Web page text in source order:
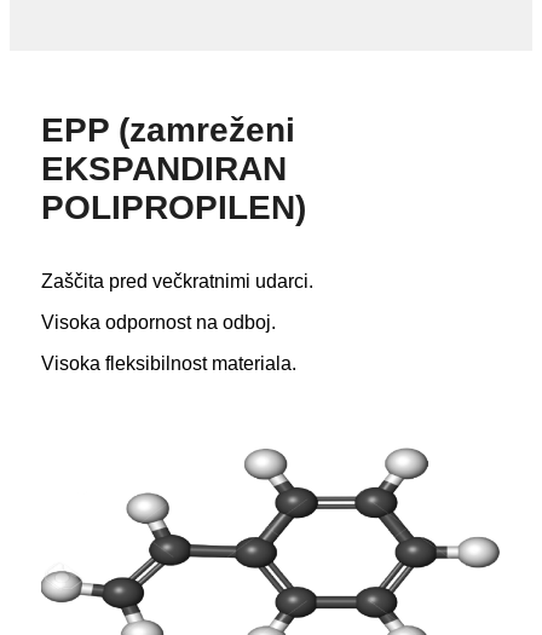
EPP (zamreženi
EKSPANDIRAN
POLIPROPILEN)
Zaščita pred večkratnimi udarci.
Visoka odpornost na odboj.
Visoka fleksibilnost materiala.